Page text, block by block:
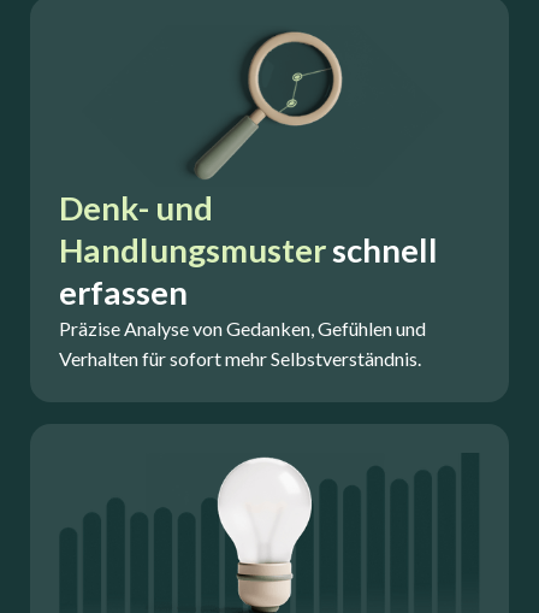
Denk- und
Handlungsmusterschnell
erfassen
Präzise Analyse von Gedanken, Gefühlen und
Verhalten für sofort mehr Selbstverständnis.